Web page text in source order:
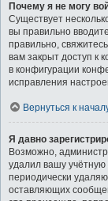
Почему я не могу
Существует
вы правильно
правильно,
вам закрыт доступ к
в конфигурации
исправления
Вернуться к
Я давно
Возможно,
удалил вашу учётную
периодически
оставляющих